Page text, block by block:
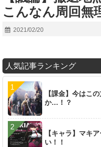
こんなん周回無
2021/02/20
人気記事ランキング
【課金】今はこ
か…！？
【キャラ】マキ
い！！